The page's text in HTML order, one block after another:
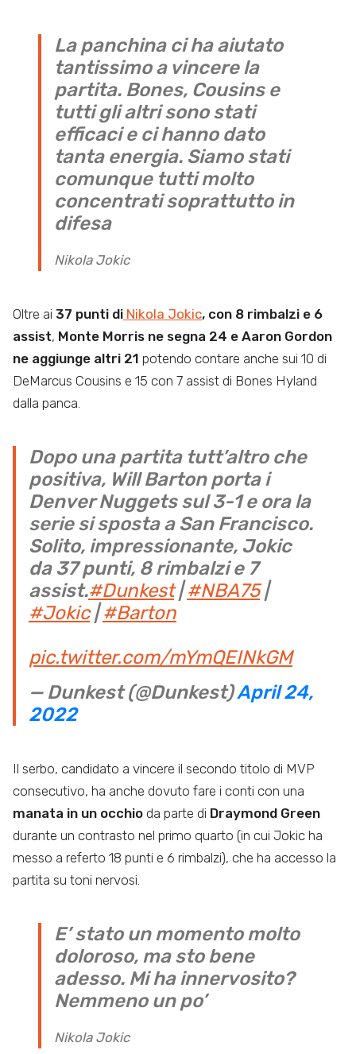
La panchina ci ha aiutato
tantissimo a vincere la
partita. Bones, Cousins e
tutti gli altri sono stati
efficaci e ci hanno dato
tanta energia. Siamo stati
comunque tutti molto
concentrati soprattutto in
difesa
Nikola Jokic
Oltre ai 37 punti di Nikola Jokic, con 8 rimbalzi e 6
assist, Monte Morris ne segna 24 e Aaron Gordon
ne aggiunge altri 21 potendo contare anche sui 10 di
DeMarcus Cousins e 15 con 7 assist di Bones Hyland
dalla panca.
Dopo una partita tutt’altro che
positiva, Will Barton porta i
Denver Nuggets sul 3-1 e ora la
serie si sposta a San Francisco.
Solito, impressionante, Jokic
da 37 punti, 8 rimbalzi e 7
assist.#Dunkest|#NBA75|
#Jokic|#Barton
pic.twitter.com/mYmQEINkGM
— Dunkest (@Dunkest)April 24,
2022
Il serbo, candidato a vincere il secondo titolo di MVP
consecutivo, ha anche dovuto fare i conti con una
manata in un occhio da parte di Draymond Green
durante un contrasto nel primo quarto (in cui Jokic ha
messo a referto 18 punti e 6 rimbalzi), che ha accesso la
partita su toni nervosi.
E’ stato un momento molto
doloroso, ma sto bene
adesso. Mi ha innervosito?
Nemmeno un po’
Nikola Jokic